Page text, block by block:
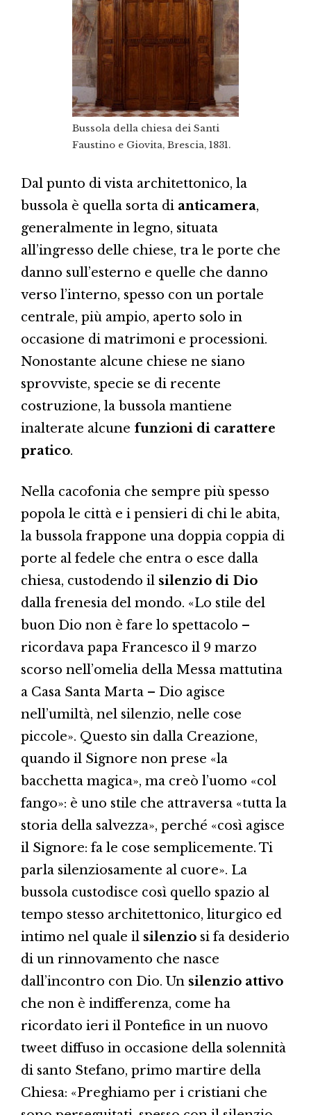
Bussola della chiesa dei Santi
Faustino e Giovita, Brescia, 1831.
Dal punto di vista architettonico, la
bussola è quella sorta di anticamera,
generalmente in legno, situata
all’ingresso delle chiese, tra le porte che
danno sull’esterno e quelle che danno
verso l’interno, spesso con un portale
centrale, più ampio, aperto solo in
occasione di matrimoni e processioni.
Nonostante alcune chiese ne siano
sprovviste, specie se di recente
costruzione, la bussola mantiene
inalterate alcune funzioni di carattere
pratico.
Nella cacofonia che sempre più spesso
popola le città e i pensieri di chi le abita,
la bussola frappone una doppia coppia di
porte al fedele che entra o esce dalla
chiesa, custodendo il silenzio di Dio
dalla frenesia del mondo. «Lo stile del
buon Dio non è fare lo spettacolo –
ricordava papa Francesco il 9 marzo
scorso nell’omelia della Messa mattutina
a Casa Santa Marta – Dio agisce
nell’umiltà, nel silenzio, nelle cose
piccole». Questo sin dalla Creazione,
quando il Signore non prese «la
bacchetta magica», ma creò l’uomo «col
fango»: è uno stile che attraversa «tutta la
storia della salvezza», perché «così agisce
il Signore: fa le cose semplicemente. Ti
parla silenziosamente al cuore». La
bussola custodisce così quello spazio al
tempo stesso architettonico, liturgico ed
intimo nel quale il silenzio si fa desiderio
di un rinnovamento che nasce
dall’incontro con Dio. Un silenzio attivo
che non è indifferenza, come ha
ricordato ieri il Pontefice in un nuovo
tweet diffuso in occasione della solennità
di santo Stefano, primo martire della
Chiesa: «Preghiamo per i cristiani che